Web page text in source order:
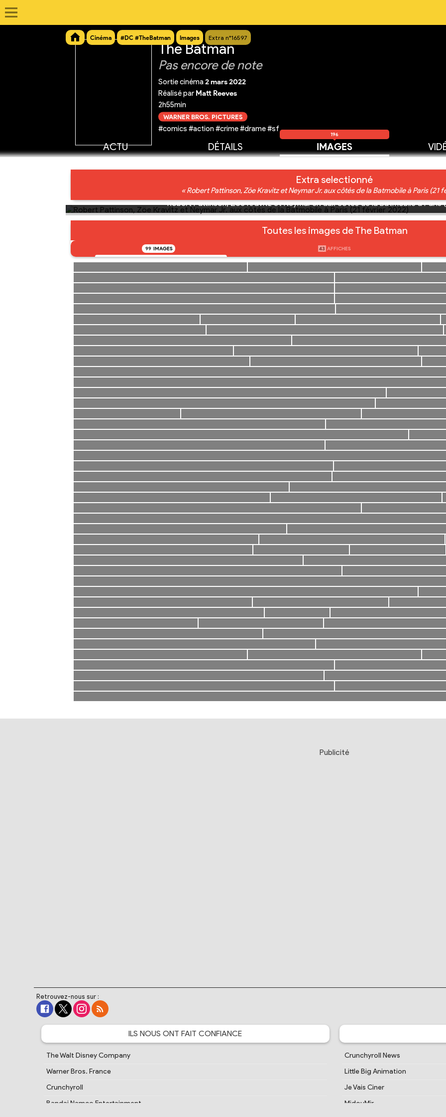
Cinéma #DC #TheBatman Images Extra n°16597
The Batman
Pas encore de note
Sortie cinéma 2 mars 2022
Réalisé par Matt Reeves
2h55min
WARNER BROS. PICTURES
#comics #action #crime #drame #sf
ACTU DÉTAILS IMAGES
196
Extra selectionné
« Robert Pattinson, Zöe Kravitz et Neymar Jr. aux côtés de la Batmobile à Paris (21
Robert Pattinson, Zöe Kravitz et Neymar Jr. aux côtés de la Batmobile à Paris
Toutes les images de The Batman
99 IMAGES 43 AFFICHES
Publicité
Retrouvez-nous sur :
ILS NOUS ONT FAIT CONFIANCE
The Walt Disney Company
Warner Bros. France
Crunchyroll
Bandai Namco Entertainment
Crunchyroll News
Little Big Animation
Je Vais Ciner
MidouMir